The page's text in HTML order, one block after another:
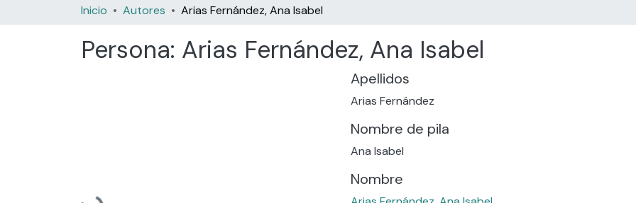
Inicio Autores Arias Fernández, Ana Isabel
Persona: Arias Fernández, Ana Isabel
Apellidos
Arias Fernández
Nombre de pila
Ana Isabel
Nombre